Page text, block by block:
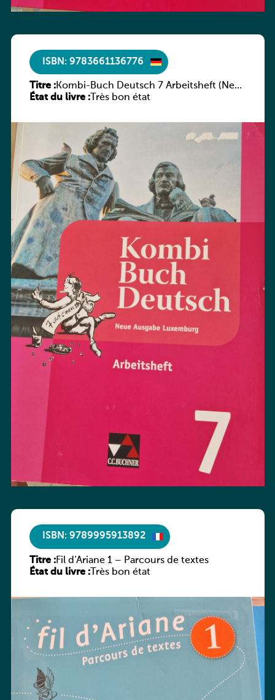
ISBN: 9783661136776
Titre :Kombi-Buch Deutsch 7 Arbeitsheft (Neue
Ausgabe Luxemburg)
État du livre :Très bon état
ISBN: 9789995913892
Titre :Fil d’Ariane 1 – Parcours de textes
État du livre :Très bon état